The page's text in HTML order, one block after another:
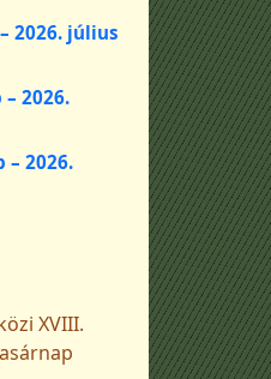
2026. július
2026.
– 2026.
XVIII.